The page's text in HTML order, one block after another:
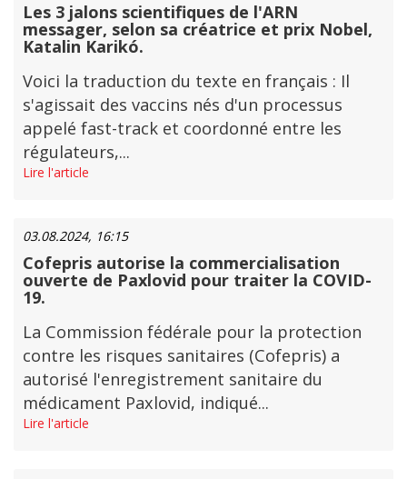
Les 3 jalons scientifiques de l'ARN
messager, selon sa créatrice et prix Nobel,
Katalin Karikó.
Voici la traduction du texte en français : Il
s'agissait des vaccins nés d'un processus
appelé fast-track et coordonné entre les
régulateurs,...
Lire l'article
03.08.2024, 16:15
Cofepris autorise la commercialisation
ouverte de Paxlovid pour traiter la COVID-
19.
La Commission fédérale pour la protection
contre les risques sanitaires (Cofepris) a
autorisé l'enregistrement sanitaire du
médicament Paxlovid, indiqué...
Lire l'article